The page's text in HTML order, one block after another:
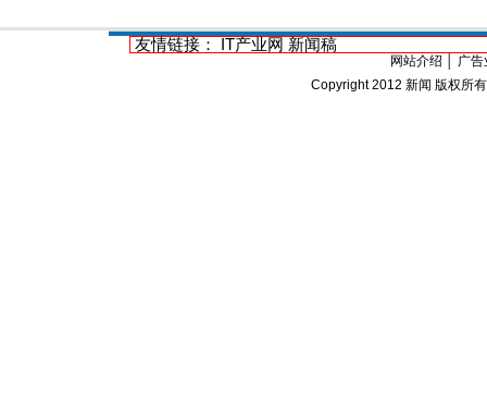
友情链接： IT产业网 新闻稿
网站介绍
广告
Copyright 2012 新闻 版权所